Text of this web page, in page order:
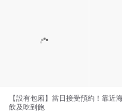
【設有包廂】當日接受預約！靠
飲及吃到飽